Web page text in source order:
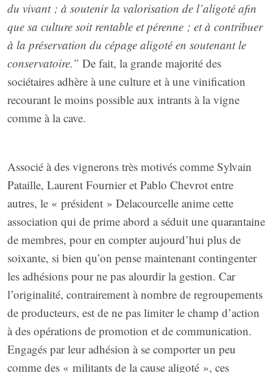
du vivant ; à soutenir la valorisation de l’aligoté afin
que sa culture soit rentable et pérenne ; et à contribuer
à la préservation du cépage aligoté en soutenant le
conservatoire.” De fait, la grande majorité des
sociétaires adhère à une culture et à une vinification
recourant le moins possible aux intrants à la vigne
comme à la cave.
Associé à des vignerons très motivés comme Sylvain
Pataille, Laurent Fournier et Pablo Chevrot entre
autres, le « président » Delacourcelle anime cette
association qui de prime abord a séduit une quarantaine
de membres, pour en compter aujourd’hui plus de
soixante, si bien qu’on pense maintenant contingenter
les adhésions pour ne pas alourdir la gestion. Car
l’originalité, contrairement à nombre de regroupements
de producteurs, est de ne pas limiter le champ d’action
à des opérations de promotion et de communication.
Engagés par leur adhésion à se comporter un peu
comme des « militants de la cause aligoté », ces